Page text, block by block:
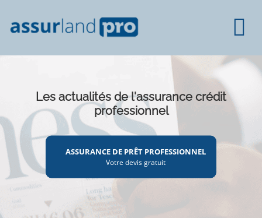
Les actualités de l'assurance crédit
professionnel
ASSURANCE DE PRÊT PROFESSIONNEL
Votre devis gratuit